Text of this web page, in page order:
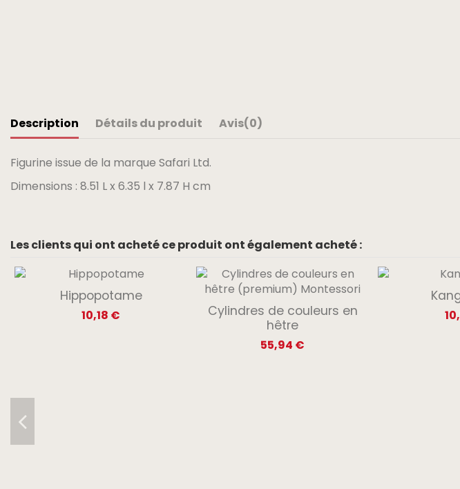
Description Détails du produit Avis(0)
Figurine issue de la marque Safari Ltd.
Dimensions : 8.51 L x 6.35 l x 7.87 H cm
Les clients qui ont acheté ce produit ont également acheté :
Hippopotame
10,18 €
Cylindres de couleurs en
hêtre
55,94 €